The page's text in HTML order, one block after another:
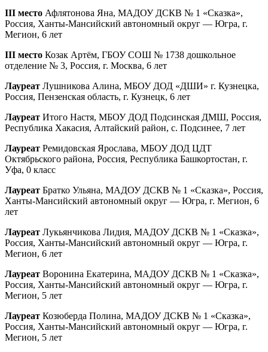
III место Афлятонова Яна, МАДОУ ДСКВ № 1 «Сказка»,
Россия, Ханты-Мансийский автономный округ — Югра, г.
Мегион, 6 лет
III место Козак Артём, ГБОУ СОШ № 1738 дошкольное
отделение № 3, Россия, г. Москва, 6 лет
Лауреат Лушникова Алина, МБОУ ДОД «ДШИ» г. Кузнецка,
Россия, Пензенская область, г. Кузнецк, 6 лет
Лауреат Итого Настя, МБОУ ДОД Подсинская ДМШ, Россия,
Республика Хакасия, Алтайский район, с. Подсинее, 7 лет
Лауреат Ремидовская Ярослава, МБОУ ДОД ЦДТ
Октябрьского района, Россия, Республика Башкортостан, г.
Уфа, 0 класс
Лауреат Братко Ульяна, МАДОУ ДСКВ № 1 «Сказка», Россия,
Ханты-Мансийский автономный округ — Югра, г. Мегион, 6
лет
Лауреат Лукьянчикова Лидия, МАДОУ ДСКВ № 1 «Сказка»,
Россия, Ханты-Мансийский автономный округ — Югра, г.
Мегион, 6 лет
Лауреат Воронина Екатерина, МАДОУ ДСКВ № 1 «Сказка»,
Россия, Ханты-Мансийский автономный округ — Югра, г.
Мегион, 5 лет
Лауреат Козюберда Полина, МАДОУ ДСКВ № 1 «Сказка»,
Россия, Ханты-Мансийский автономный округ — Югра, г.
Мегион, 5 лет